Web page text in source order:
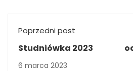
Poprzedni post
Studniówka 2023
6 marca 2023